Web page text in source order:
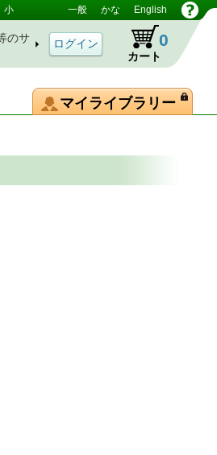
小 一般 かな English
のサ
カート
0
マイライブラリー